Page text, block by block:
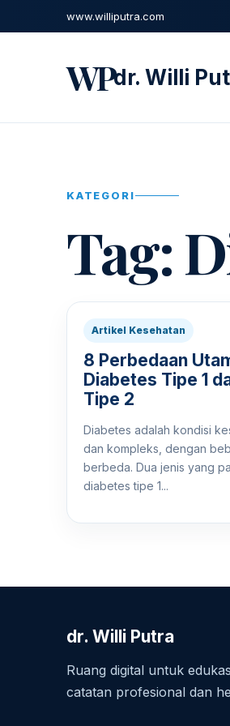
www.williputra.com
WPdr. Willi
KATEGORI
Tag:
Artikel Kesehatan
8 Perbedaan
Diabetes Tipe 1
Tipe 2
Diabetes adalah kondisi
dan kompleks, dengan
berbeda. Dua jenis yang
diabetes tipe 1...
dr. Willi Putra
Ruang digital untuk
catatan profesional dan